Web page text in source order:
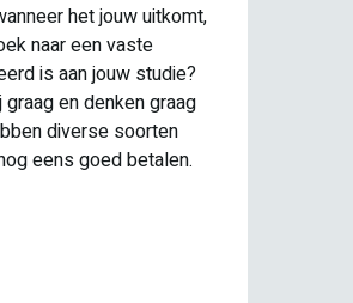
het jouw uitkomt,
naar een vaste
is aan jouw studie?
en denken graag
diverse soorten
eens goed betalen.